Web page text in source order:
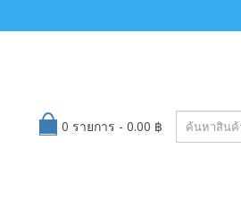
0 รายการ - 0.00 ฿